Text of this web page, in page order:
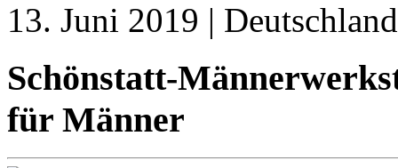
13. Juni 2019 |
Schönstatt-
für Männer